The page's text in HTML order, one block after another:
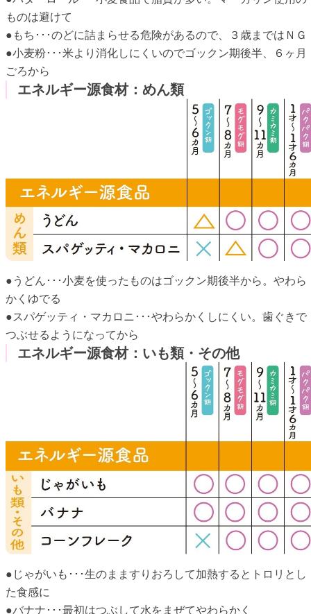
ものは避けて
●もち･･･のどに詰まらせる危険があるので、３歳まではＮＧ
●小麦粉･･･米より消化しにくいのでゴックン期後半、６ヶ月
ごろから
エネルギー源食材：めん類
●うどん･･･小麦を使ったものはゴックン期後半から。やわら
かくゆでる
●スパゲッティ・マカロニ･･･やわらかくしにくい。歯ぐきで
つぶせるようになってから
エネルギー源食材：いも類・その他
●じゃがいも･･･生のまますりおろして加熱するとトロリとし
た食感に
●バナナ･･･最初はつぶして水をまぜてやわらかく